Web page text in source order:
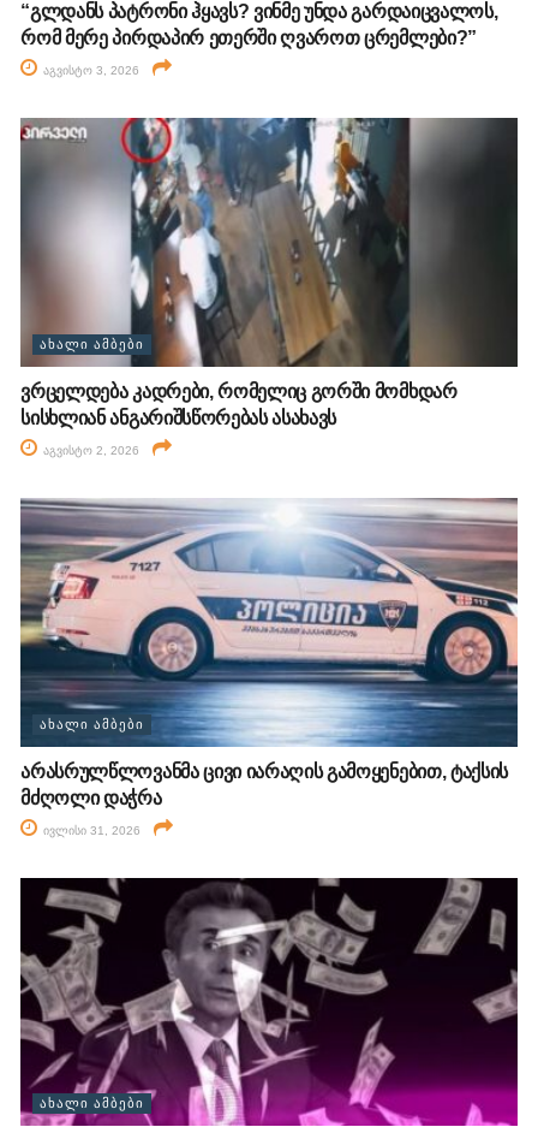
“გლდანს პატრონი ჰყავს? ვინმე უნდა გარდაიცვალოს,
რომ მერე პირდაპირ ეთერში ღვაროთ ცრემლები?”
აგვისტო 3, 2026
ᲐᲮᲐᲚᲘ ᲐᲛᲑᲔᲑᲘ
ვრცელდება კადრები, რომელიც გორში მომხდარ
სისხლიან ანგარიშსწორებას ასახავს
აგვისტო 2, 2026
ᲐᲮᲐᲚᲘ ᲐᲛᲑᲔᲑᲘ
არასრულწლოვანმა ცივი იარაღის გამოყენებით, ტაქსის
მძღოლი დაჭრა
ივლისი 31, 2026
ᲐᲮᲐᲚᲘ ᲐᲛᲑᲔᲑᲘ